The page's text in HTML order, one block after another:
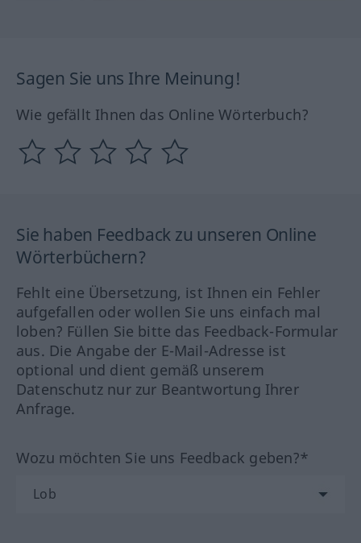
Sagen Sie uns Ihre Meinung!
Wie gefällt Ihnen das Online Wörterbuch?
Sie haben Feedback zu unseren Online
Wörterbüchern?
Fehlt eine Übersetzung, ist Ihnen ein Fehler
aufgefallen oder wollen Sie uns einfach mal
loben? Füllen Sie bitte das Feedback-Formular
aus. Die Angabe der E-Mail-Adresse ist
optional und dient gemäß unserem
Datenschutz nur zur Beantwortung Ihrer
Anfrage.
Wozu möchten Sie uns Feedback geben?*